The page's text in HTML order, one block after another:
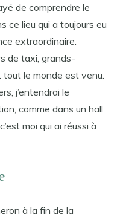
de comprendre le
ce lieu qui a toujours eu
extraordinaire.
de taxi, grands-
le monde est venu.
j’entendrai le
comme dans un hall
moi qui ai réussi à
à la fin de la